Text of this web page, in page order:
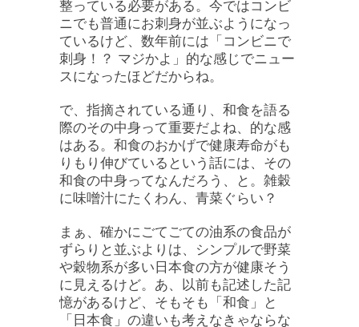
整っている必要がある。今ではコンビ
ニでも普通にお刺身が並ぶようになっ
ているけど、数年前には「コンビニで
刺身！？ マジかよ」的な感じでニュー
スになったほどだからね。
で、指摘されている通り、和食を語る
際のその中身って重要だよね、的な感
はある。和食のおかげで健康寿命がも
りもり伸びているという話には、その
和食の中身ってなんだろう、と。雑穀
に味噌汁にたくわん、青菜ぐらい？
まぁ、確かにごてごての油系の食品が
ずらりと並ぶよりは、シンプルで野菜
や穀物系が多い日本食の方が健康そう
に見えるけど。あ、以前も記述した記
憶があるけど、そもそも「和食」と
「日本食」の違いも考えなきゃならな